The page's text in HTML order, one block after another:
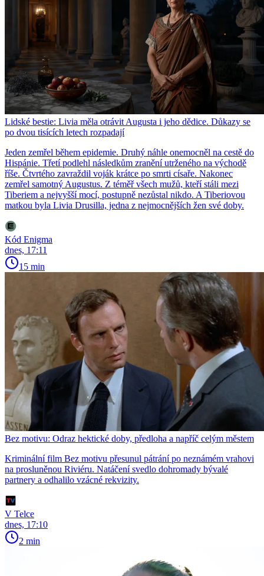
Lidské bestie: Livia měla otrávit Augusta i jeho dědice. Důkazy se
po dvou tisících letech rozpadají
Jeden zemřel během epidemie. Druhý náhle onemocněl na cestě do
Hispánie. Třetí podlehl následkům zranění utrženého na východě
říše. Čtvrtého zavraždil voják krátce po smrti císaře. Nakonec
zemřel samotný Augustus. Z téměř všech mužů, kteří stáli mezi
Tiberiem a nejvyšší mocí, postupně nezůstal nikdo. A Tiberiovou
matkou byla Livia Drusilla, jedna z nejmocnějších žen své doby.
Kód Enigma
dnes, 17:11
15 min
Bez motivu: Odraz hektické doby, předloha a napříč celým městem
Kriminální film Bez motivu přesunul pátrání po neznámém vrahovi
na prosluněnou Riviéru. Natáčení svedlo dohromady bývalé
partnery a odhalilo vzácné rekvizity.
V Telce
dnes, 17:10
2 min